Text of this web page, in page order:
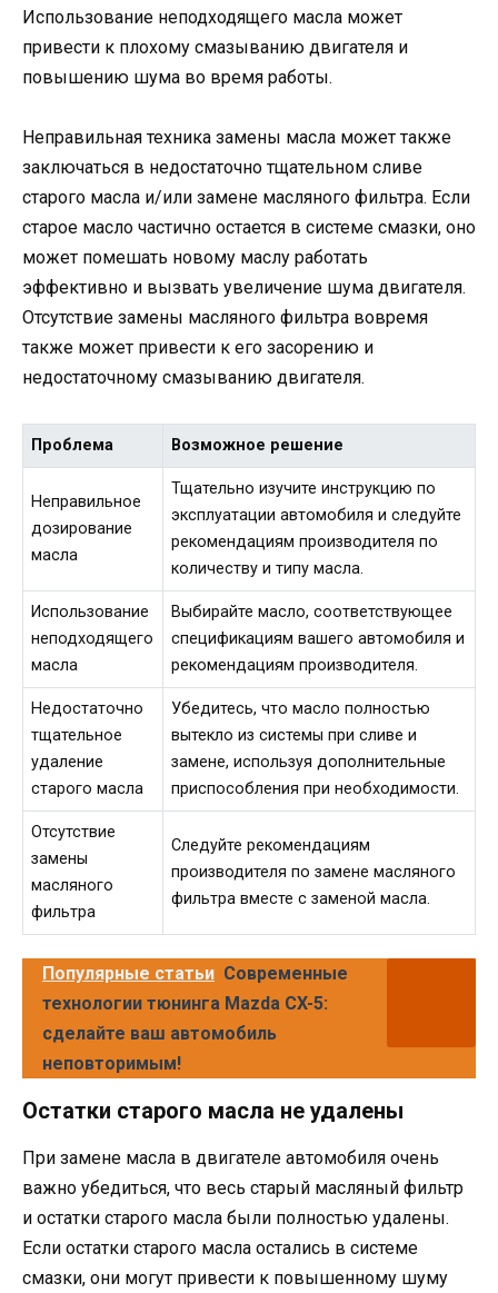
Использование неподходящего масла может
привести к плохому смазыванию двигателя и
повышению шума во время работы.
Неправильная техника замены масла может также
заключаться в недостаточно тщательном сливе
старого масла и/или замене масляного фильтра. Если
старое масло частично остается в системе смазки, оно
может помешать новому маслу работать
эффективно и вызвать увеличение шума двигателя.
Отсутствие замены масляного фильтра вовремя
также может привести к его засорению и
недостаточному смазыванию двигателя.
Проблема Возможное решение
Неправильное
дозирование
масла
Тщательно изучите инструкцию по
эксплуатации автомобиля и следуйте
рекомендациям производителя по
количеству и типу масла.
Использование
неподходящего
масла
Выбирайте масло, соответствующее
спецификациям вашего автомобиля и
рекомендациям производителя.
Недостаточно
тщательное
удаление
старого масла
Убедитесь, что масло полностью
вытекло из системы при сливе и
замене, используя дополнительные
приспособления при необходимости.
Отсутствие
замены
масляного
фильтра
Следуйте рекомендациям
производителя по замене масляного
фильтра вместе с заменой масла.
Популярные статьи Современные
технологии тюнинга Mazda CX-5:
сделайте ваш автомобиль
неповторимым!
Остатки старого масла не удалены
При замене масла в двигателе автомобиля очень
важно убедиться, что весь старый масляный фильтр
и остатки старого масла были полностью удалены.
Если остатки старого масла остались в системе
смазки, они могут привести к повышенному шуму